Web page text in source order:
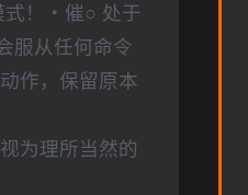
！・催○ 处于
服从任何命令
作，保留原本
为理所当然的